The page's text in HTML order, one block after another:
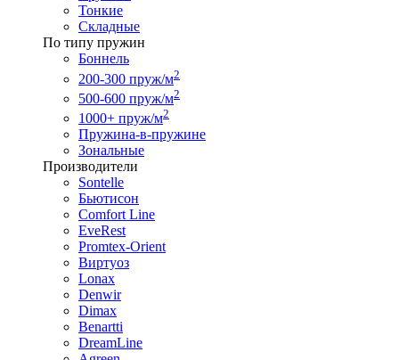
Тонкие
Складные
По типу пружин
Боннель
200-300 пруж/м2
500-600 пруж/м2
1000+ пруж/м2
Пружина-в-пружине
Зональные
Производители
Sontelle
Бьютисон
Comfort Line
EveRest
Promtex-Orient
Виртуоз
Lonax
Denwir
Dimax
Benartti
DreamLine